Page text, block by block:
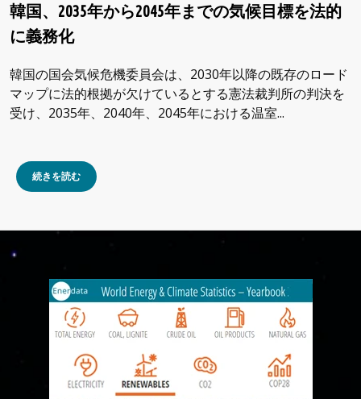
韓国、2035年から2045年までの気候目標を法的
に義務化
韓国の国会気候危機委員会は、2030年以降の既存のロード
マップに法的根拠が欠けているとする憲法裁判所の判決を
受け、2035年、2040年、2045年における温室...
続きを読む